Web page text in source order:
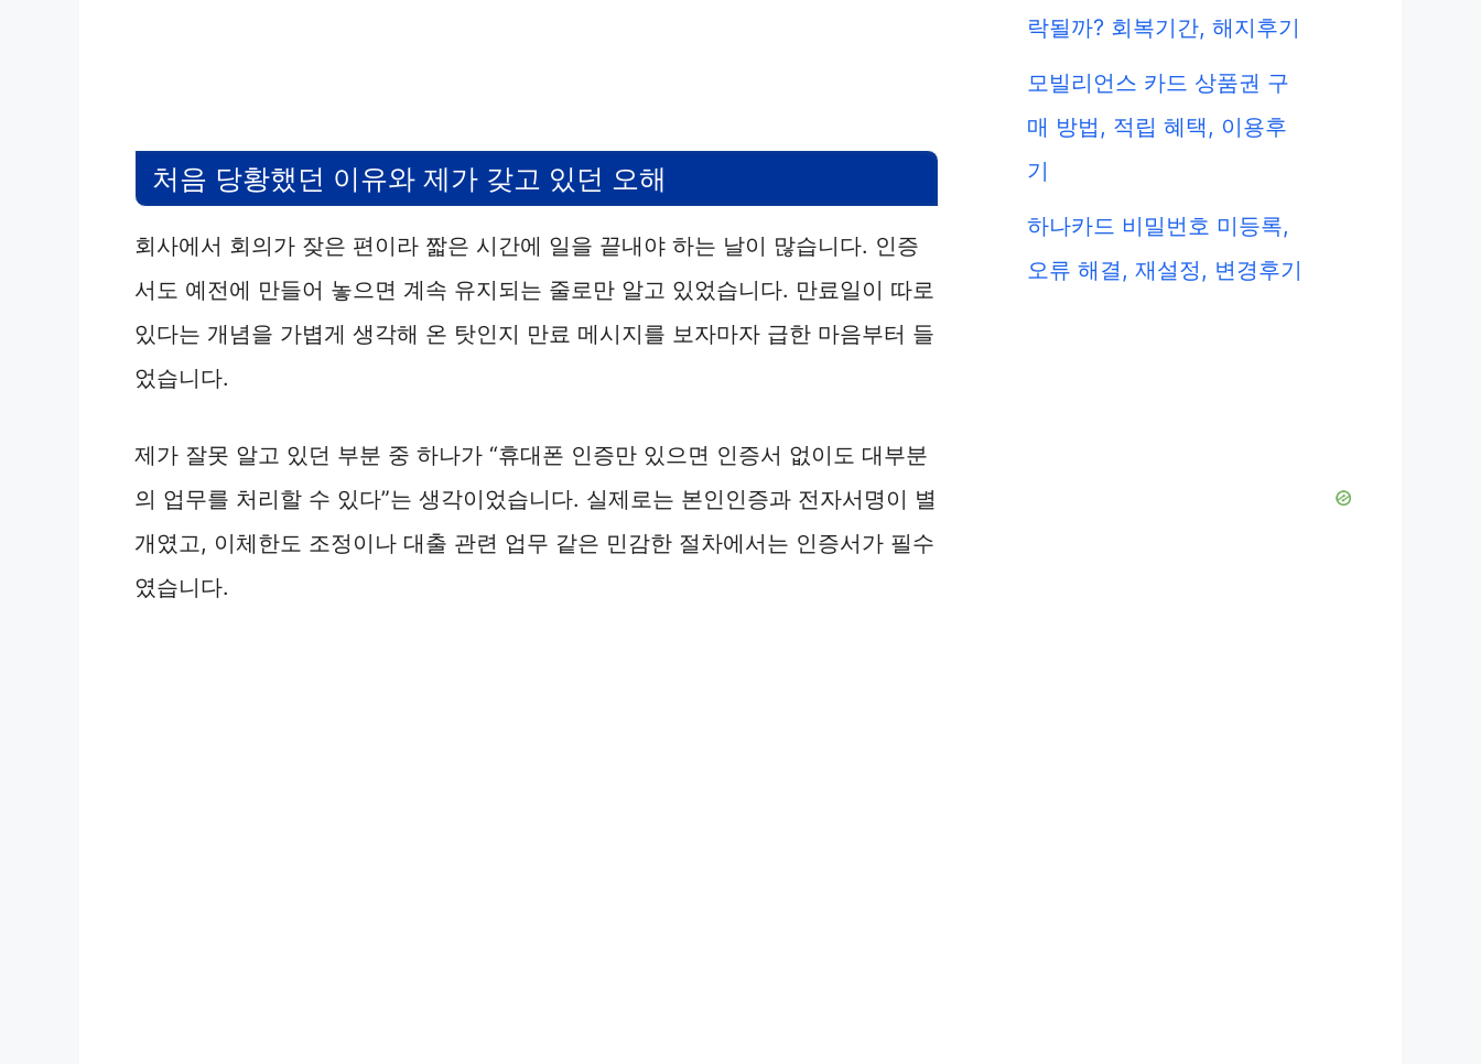
처음 당황했던 이유와 제가 갖고 있던 오해
회사에서 회의가 잦은 편이라 짧은 시간에 일을 끝내야 하는 날이 많습니다. 인증
서도 예전에 만들어 놓으면 계속 유지되는 줄로만 알고 있었습니다. 만료일이 따로
있다는 개념을 가볍게 생각해 온 탓인지 만료 메시지를 보자마자 급한 마음부터 들
었습니다.
제가 잘못 알고 있던 부분 중 하나가 “휴대폰 인증만 있으면 인증서 없이도 대부분
의 업무를 처리할 수 있다”는 생각이었습니다. 실제로는 본인인증과 전자서명이 별
개였고, 이체한도 조정이나 대출 관련 업무 같은 민감한 절차에서는 인증서가 필수
였습니다.
락될까? 회복기간, 해지후기
모빌리언스 카드 상품권 구
매 방법, 적립 혜택, 이용후
기
하나카드 비밀번호 미등록,
오류 해결, 재설정, 변경후기